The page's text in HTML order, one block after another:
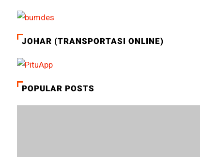
JOHAR (TRANSPORTASI ONLINE)
POPULAR POSTS